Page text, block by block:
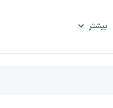
بیشتر